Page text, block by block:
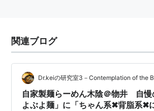
関連ブログ
Dr.keiの研究室3－Contemplation of the
自家製麺らーめん木陰＠物井 自慢
よぶよ麺」に「ちゃん系✖背脂系✖